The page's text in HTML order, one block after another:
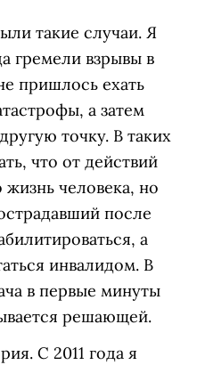
такие случаи. Я
гремели взрывы в
пришлось ехать
а затем
точку. В таких
что от действий
жизнь человека, но
после
а
инвалидом. В
в первые минуты
решающей.
С 2011 года я